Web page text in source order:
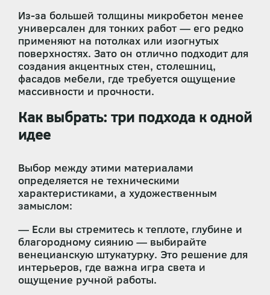
Из-за большей толщины микробетон менее
универсален для тонких работ — его редко
применяют на потолках или изогнутых
поверхностях. Зато он отлично подходит для
создания акцентных стен, столешниц,
фасадов мебели, где требуется ощущение
массивности и прочности.
Как выбрать: три подхода к одной
идее
Выбор между этими материалами
определяется не техническими
характеристиками, а художественным
замыслом:
— Если вы стремитесь к теплоте, глубине и
благородному сиянию — выбирайте
венецианскую штукатурку. Это решение для
интерьеров, где важна игра света и
ощущение ручной работы.